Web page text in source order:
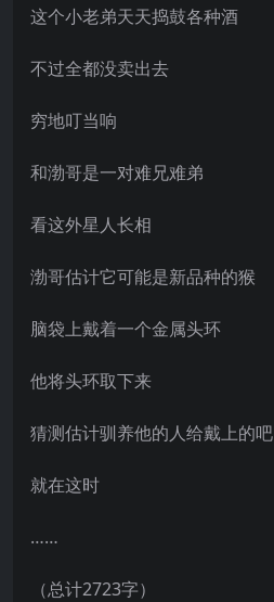
这个小老弟天天捣鼓各种酒
不过全都没卖出去
穷地叮当响
和渤哥是一对难兄难弟
看这外星人长相
渤哥估计它可能是新品种的猴
脑袋上戴着一个金属头环
他将头环取下来
猜测估计驯养他的人给戴上的吧
就在这时
……
（总计2723字）